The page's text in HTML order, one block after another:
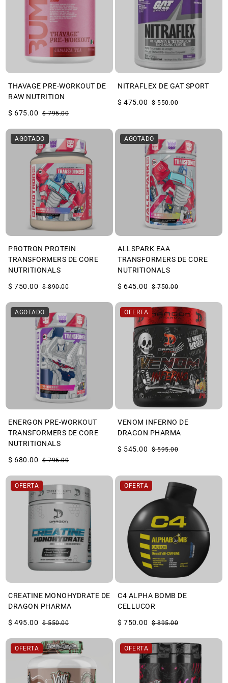
THAVAGE PRE-WORKOUT DE
RAW NUTRITION
$ 675.00
$ 795.00
NITRAFLEX DE GAT SPORT
$ 475.00
$ 550.00
AGOTADO
PROTRON PROTEIN
TRANSFORMERS DE CORE
NUTRITIONALS
$ 750.00
$ 890.00
AGOTADO
ALLSPARK EAA
TRANSFORMERS DE CORE
NUTRITIONALS
$ 645.00
$ 750.00
AGOTADO
ENERGON PRE-WORKOUT
TRANSFORMERS DE CORE
NUTRITIONALS
$ 680.00
$ 795.00
OFERTA
VENOM INFERNO DE
DRAGON PHARMA
$ 545.00
$ 595.00
OFERTA
CREATINE MONOHYDRATE DE
DRAGON PHARMA
$ 495.00
$ 550.00
OFERTA
C4 ALPHA BOMB DE
CELLUCOR
$ 750.00
$ 895.00
OFERTA OFERTA